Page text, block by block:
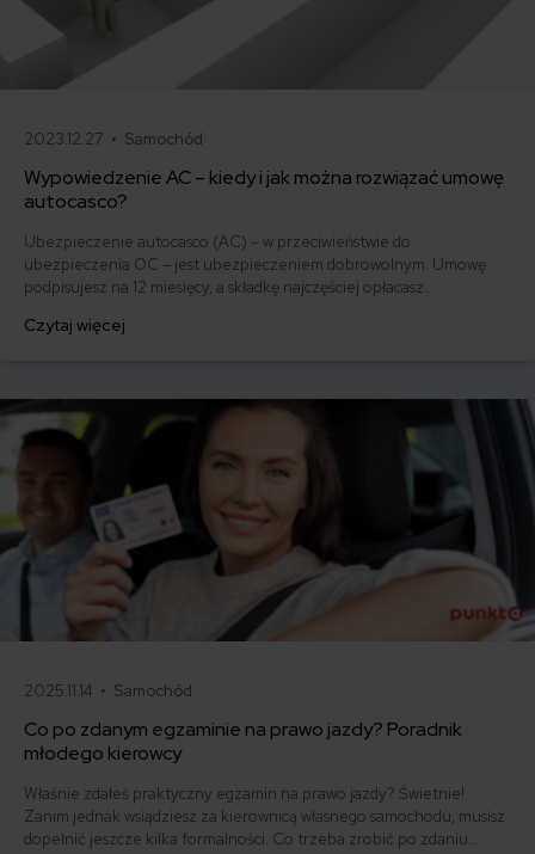
2023.12.27 • Samochód
Wypowiedzenie AC – kiedy i jak można rozwiązać umowę
autocasco?
Ubezpieczenie autocasco (AC) – w przeciwieństwie do
ubezpieczenia OC – jest ubezpieczeniem dobrowolnym. Umowę
podpisujesz na 12 miesięcy, a składkę najczęściej opłacasz
ofertę lub zdecydowałeś się sprzedać samochód w trakcie trwania
Czytaj więcej
2025.11.14 • Samochód
Co po zdanym egzaminie na prawo jazdy? Poradnik
młodego kierowcy
Właśnie zdałeś praktyczny egzamin na prawo jazdy? Świetnie!
Zanim jednak wsiądziesz za kierownicą własnego samochodu, musisz
dopełnić jeszcze kilka formalności. Co trzeba zrobić po zdaniu